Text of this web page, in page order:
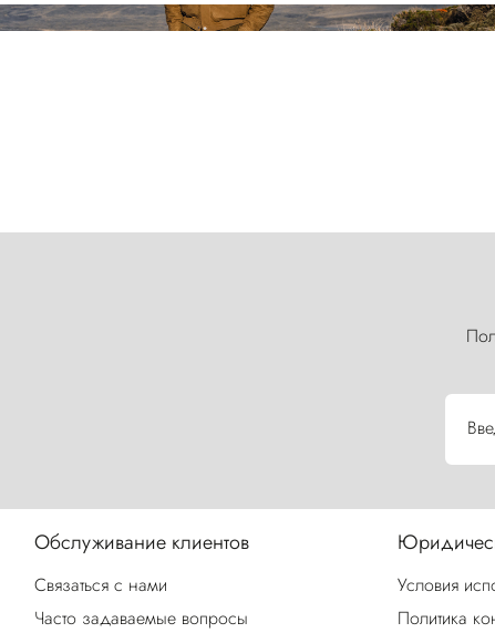
Обслуживание клиентов
Связаться с нами
Часто задаваемые вопросы
Условия
Политика